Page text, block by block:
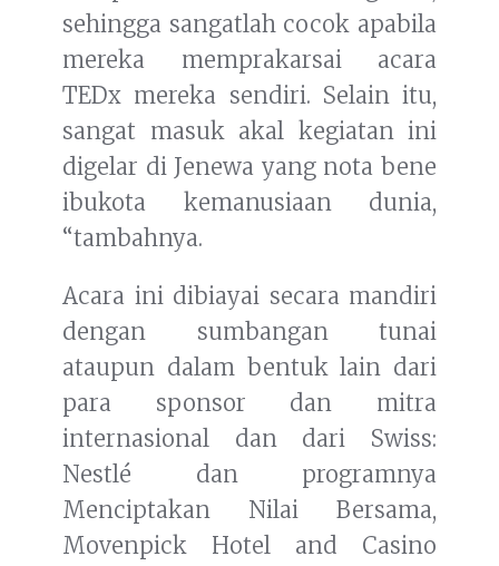
sehingga sangatlah cocok apabila
mereka memprakarsai acara
TEDx mereka sendiri. Selain itu,
sangat masuk akal kegiatan ini
digelar di Jenewa yang nota bene
ibukota kemanusiaan dunia,
“tambahnya.
Acara ini dibiayai secara mandiri
dengan sumbangan tunai
ataupun dalam bentuk lain dari
para sponsor dan mitra
internasional dan dari Swiss:
Nestlé dan programnya
Menciptakan Nilai Bersama,
Movenpick Hotel and Casino